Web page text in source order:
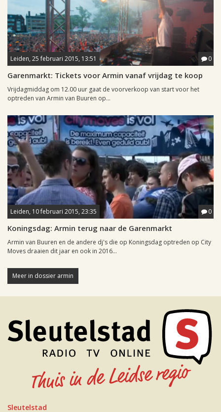
Leiden, 25 februari 2015, 13:51 0
Garenmarkt: Tickets voor Armin vanaf vrijdag te koop
Vrijdagmiddag om 12.00 uur gaat de voorverkoop van start voor het
optreden van Armin van Buuren op...
Leiden, 10 februari 2015, 23:35 0
Koningsdag: Armin terug naar de Garenmarkt
Armin van Buuren en de andere dj's die op Koningsdag optreden op City
Moves draaien dit jaar en ook in 2016...
Meer in dossier armin
Sleutelstad